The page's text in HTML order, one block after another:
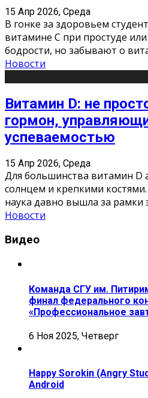
15 Апр 2026, Среда
В гонке за здоровьем
витамине С при простуде
бодрости, но забывают о
Новости
Витамин D: не
гормон,
успеваемостью
15 Апр 2026, Среда
Для большинства витамин D
солнцем и крепкими
наука давно вышла за рамки
Новости
Видео
Команда СГУ им.
финал федерального
«Профессиональное
6 Ноя 2025, Четверг
Happy Sorokin (Angry
Android